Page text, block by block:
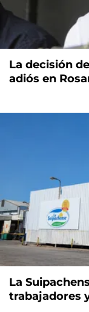
La decisión
adiós en
La
trabajadores